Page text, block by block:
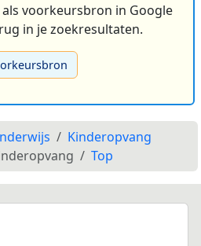
voorkeursbron in Google
in je zoekresultaten.
Kinderopvang
Top